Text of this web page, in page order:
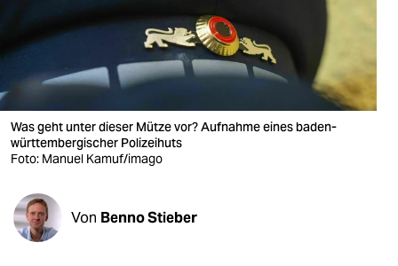
verlag
verlag
veranstaltungen
shop
fragen & hilfe
unterstützen
abo
Was geht unter dieser Mütze vor? Aufnahme eines baden-
württembergischer Polizeihuts
Foto: Manuel Kamuf/imago
Von Benno Stieber